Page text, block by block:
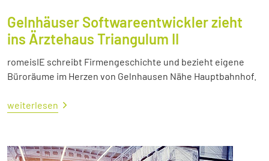
Gelnhäuser Softwareentwickler zieht
ins Ärztehaus Triangulum II
romeisIE schreibt Firmengeschichte und bezieht eigene
Büroräume im Herzen von Gelnhausen Nähe Hauptbahnhof.
weiterlesen